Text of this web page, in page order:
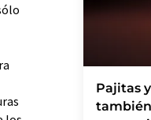
Pajitas